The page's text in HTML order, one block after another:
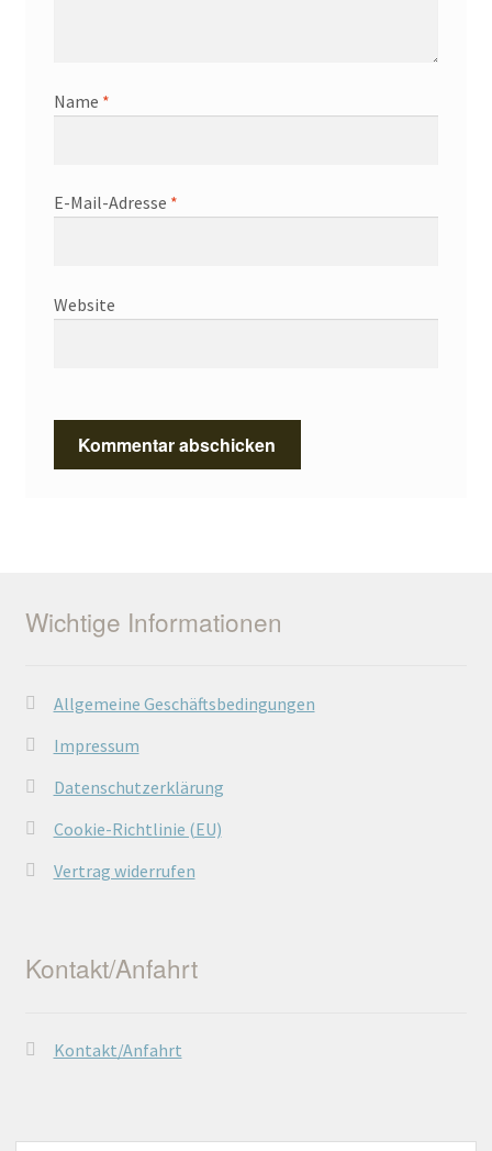
Name *
E-Mail-Adresse *
Website
Wichtige Informationen
Allgemeine Geschäftsbedingungen
Impressum
Datenschutzerklärung
Cookie-Richtlinie (EU)
Vertrag widerrufen
Kontakt/Anfahrt
Kontakt/Anfahrt